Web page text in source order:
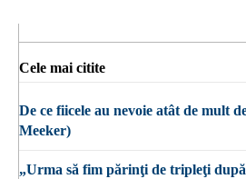
Cele mai citite
De ce fiicele au nevoie atât de mult
Meeker)
„Urma să fim părinţi de tripleţi